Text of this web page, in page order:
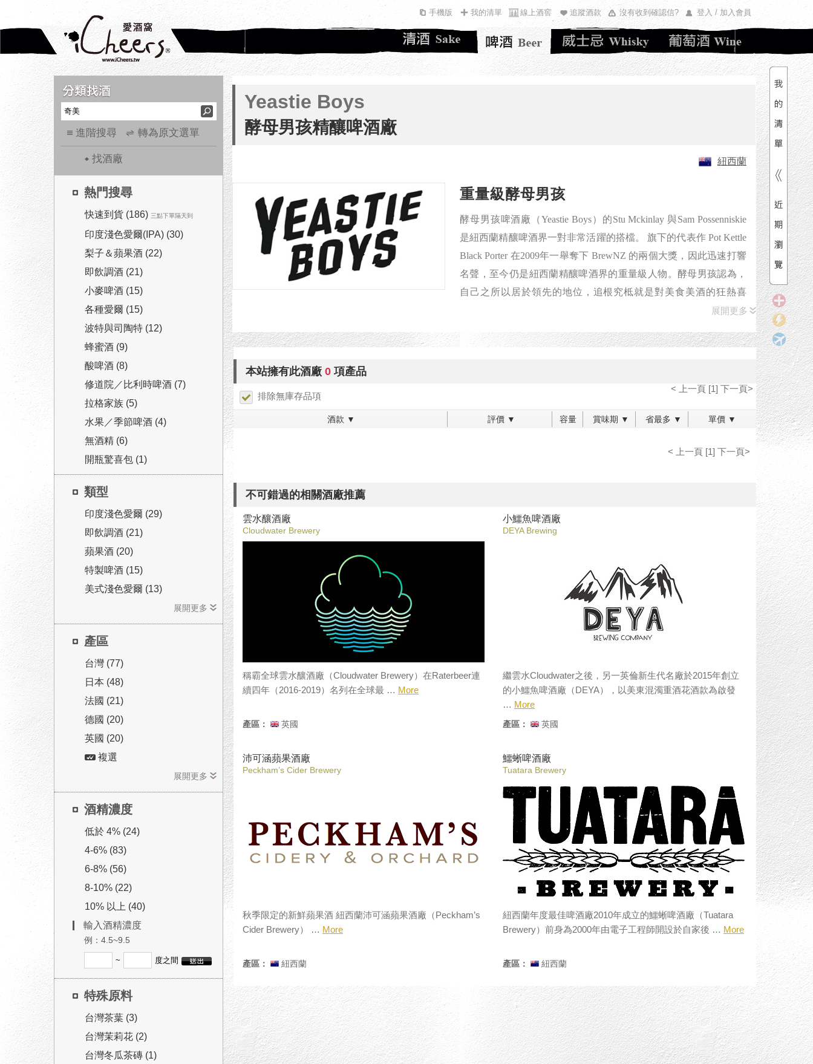
登入 / 加入會員
沒有收到確認信?
追蹤酒款
線上酒窖
我的清單
手機版
清單
總
進階搜尋 轉為原文選單
找酒廠
熱門搜尋
快速到貨 (186) 三點下單隔天到
印度淺色愛爾(IPA) (30)
梨子＆蘋果酒 (22)
即飲調酒 (21)
小麥啤酒 (15)
各種愛爾 (15)
波特與司陶特 (12)
蜂蜜酒 (9)
酸啤酒 (8)
修道院／比利時啤酒 (7)
拉格家族 (5)
水果／季節啤酒 (4)
無酒精 (6)
開瓶驚喜包 (1)
類型
印度淺色愛爾 (29)
即飲調酒 (21)
蘋果酒 (20)
特製啤酒 (15)
美式淺色愛爾 (13)
展開更多
產區
台灣 (77)
日本 (48)
法國 (21)
德國 (20)
英國 (20)
複選
展開更多
酒精濃度
低於 4% (24)
4-6% (83)
6-8% (56)
8-10% (22)
10% 以上 (40)
輸入酒精濃度
例：4.5~9.5
~ 度之間
特殊原料
台灣茶葉 (3)
台灣茉莉花 (2)
台灣冬瓜茶磚 (1)
Yeastie Boys
酵母男孩精釀啤酒廠
紐西蘭
重量級酵母男孩
酵母男孩啤酒廠（Yeastie Boys）的Stu Mckinlay 與Sam Possenniskie
是紐西蘭精釀啤酒界一對非常活躍的搭檔。 旗下的代表作 Pot Kettle
Black Porter 在2009年一舉奪下 BrewNZ 的兩個大獎，因此迅速打響
名聲，至今仍是紐西蘭精釀啤酒界的重量級人物。酵母男孩認為，
自己之所以居於領先的地位，追根究柢就是對美食美酒的狂熱喜
超級搭檔
名、包裝、行銷構思，到市場開發與宣傳皆事必躬親。Stu 曾兩度榮
啤酒界的代言人。
同為創始人，Sam Possenniskie在酵母男孩有著堅若磐石的地位，對
展開更多
本站擁有此酒廠 0 項產品
排除無庫存品項
< 上一頁 [1] 下一頁>
酒款 ▼ 評價 ▼ 容量 賞味期 ▼ 省最多 ▼ 單價 ▼
< 上一頁 [1] 下一頁>
不可錯過的相關酒廠推薦
雲水釀酒廠
Cloudwater Brewery
稱霸全球雲水釀酒廠（Cloudwater Brewery）在Raterbeer連
續四年（2016-2019）名列在全球最 … More
產區： 英國
小鱷魚啤酒廠
DEYA Brewing
繼雲水Cloudwater之後，另一英倫新生代名廠於2015年創立
的小鱷魚啤酒廠（DEYA），以美東混濁重酒花酒款為啟發
… More
產區： 英國
沛可涵蘋果酒廠
Peckham’s Cider Brewery
秋季限定的新鮮蘋果酒 紐西蘭沛可涵蘋果酒廠（Peckham’s
Cider Brewery） … More
產區： 紐西蘭
鱷蜥啤酒廠
Tuatara Brewery
紐西蘭年度最佳啤酒廠2010年成立的鱷蜥啤酒廠（Tuatara
Brewery）前身為2000年由電子工程師開設於自家後 … More
產區： 紐西蘭